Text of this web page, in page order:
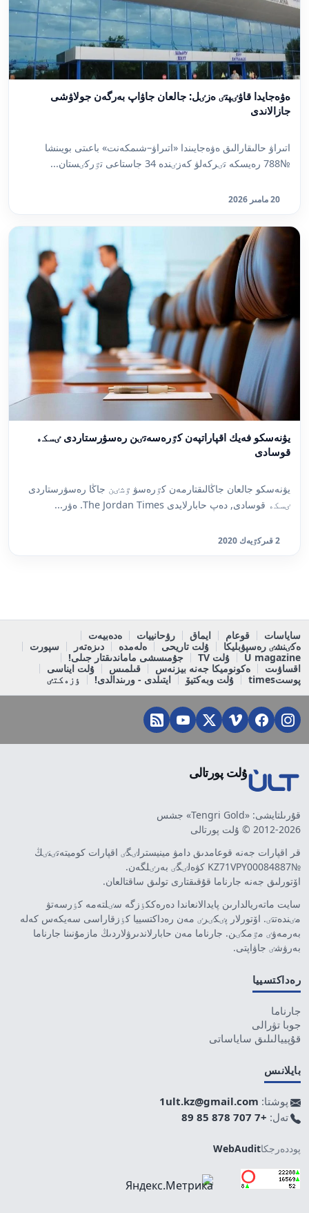
ەۋەجايدا قاۋٸپتٸ ەزٸل: جالعان جاۋاپ بەرگەن جولاۋشى
جازالاندى
اتىراۋ حالىقارالىق ەۋەجايىندا «اتىراۋ–شىمكەنت» باعىتى بويىنشا
№788 رەيسكە تٸركەلۋ كەزٸندە 34 جاستاعى تٷركٸستان...
20 مامىر 2026
يۋنەسكو فەيك اقپاراتپەن كٷرەسەتٸن رەسۋرستاردى ٸسكە
قوسادى
يۋنەسكو جالعان جاڭالىقتارمەن كٷرەسۋ ٷشٸن جاڭا رەسۋرستاردى
ٸسكە قوسادى, دەپ حابارلايدى The Jordan Times. ەۋر...
2 قىركٷيەك 2020
ساياسات قوعام ايماق رۋحانييات
ەدەبيەت
ەكٸنشٸ رەسپۋبليكا
ۇلت تاريحى ەلەمدە دىزەتەر
سپورت
U magazine
ۇلت TV
جۇمىسشى ماماندىقتار جىلى!
اقساۋىت
ەكونوميكا جەنە بيزنەس قىلمىس
ۇلت ايناسى
پوستtimes
ۇلت وبەكتيۆ ايتىلدى - ورىندالدى! ٶزەكتٸ
ۇلت پورتالى
قۇرىلتايشى: «Tengri Gold» جشس
2012-2026 © ۇلت پورتالى
قر اقپارات جەنە قوعامدىق دامۋ مينيسترلٸگٸ اقپارات كوميتەتٸنٸڭ
№KZ71VPY00084887 كۋەلٸگٸ بەرٸلگەن.
اۆتورلىق جەنە جارناما قۇقىقتارى تولىق ساقتالعان.
سايت ماتەريالدارىن پايدالانعاندا دەرەككٶزگە سٸلتەمە كٶرسەتۋ
مٸندەتتٸ. اۆتورلار پٸكٸرٸ مەن رەداكتسييا كٶزقاراسى سەيكەس كەلە
بەرمەۋٸ مٷمكٸن. جارناما مەن حابارلاندىرۋلاردىڭ مازمۇنىنا جارناما
بەرۋشٸ جاۋاپتى.
رەداكتسييا
جارناما
جوبا تۋرالى
قۇپييالىلىق ساياساتى
بايلانىس
پوشتا: 1ult.kz@gmail.com
تەل: +7 707 878 85 89
پوددەرجكاWebAudit